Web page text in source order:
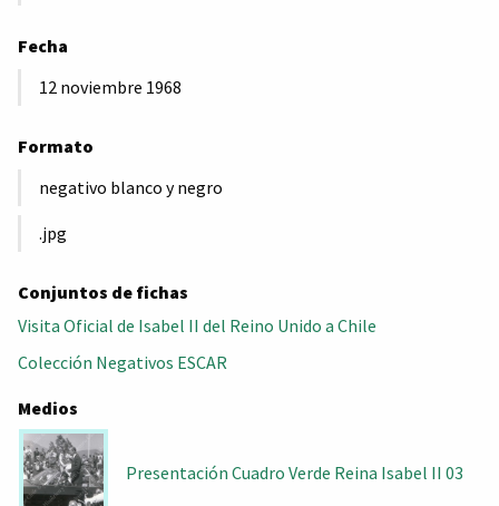
Fecha
12 noviembre 1968
Formato
negativo blanco y negro
.jpg
Conjuntos de fichas
Visita Oficial de Isabel II del Reino Unido a Chile
Colección Negativos ESCAR
Medios
Presentación Cuadro Verde Reina Isabel II 03